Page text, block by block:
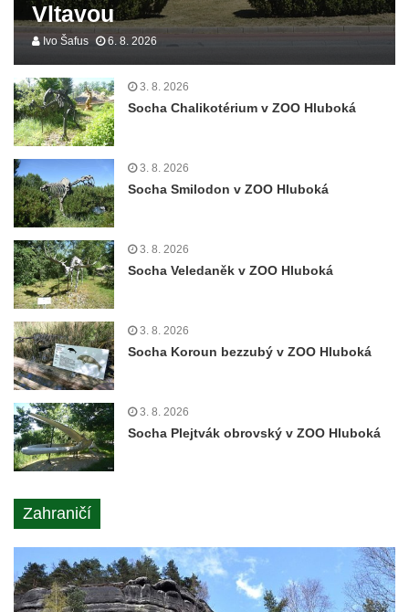
Vltavou
Ivo Šafus 6. 8. 2026
3. 8. 2026
Socha Chalikotérium v ZOO Hluboká
3. 8. 2026
Socha Smilodon v ZOO Hluboká
3. 8. 2026
Socha Veledaněk v ZOO Hluboká
3. 8. 2026
Socha Koroun bezzubý v ZOO Hluboká
3. 8. 2026
Socha Plejtvák obrovský v ZOO Hluboká
Zahraničí